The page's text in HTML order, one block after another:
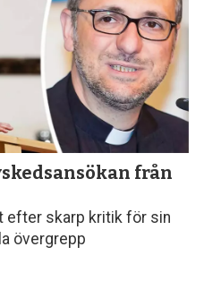
från
efter skarp kritik för sin
övergrepp